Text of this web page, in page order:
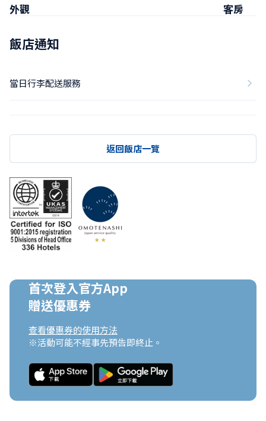
外觀 客房
飯店通知
當日行李配送服務
返回飯店一覽
首次登入官方App
贈送優惠券
查看優惠券的使用方法
※活動可能不經事先預告即終止。